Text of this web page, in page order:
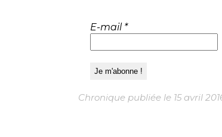
E-mail *
Chronique publiée le 15 avril